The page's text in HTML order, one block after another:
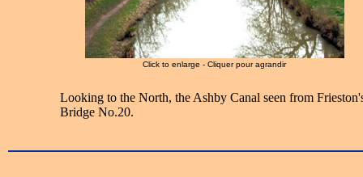
Click to enlarge - Cliquer pour agrandir
Looking to the North, the Ashby Canal seen from
Bridge No.20.